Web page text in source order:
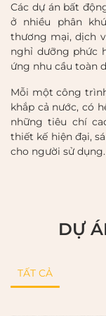
Các dự án bất
ở nhiều phân
thương mại, dịch
nghỉ dưỡng phức
ứng nhu cầu toàn
Mỗi một công
khắp cả nước, có
những tiêu chí
thiết kế hiện đại,
cho người sử dụng.
DỰ
TẤT CẢ